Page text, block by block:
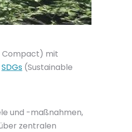
Compact) mit
SDGs (Sustainable
und -maßnahmen,
zentralen